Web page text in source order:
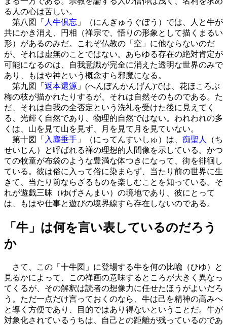
る人の心は苦しい。
第八図「 人牛倶忘 」（にんぎゅうぐぼう）では、人と牛が
共にかき消え、円相（禅宗で、悟りの形象として描くまるい
形）があるのみだ。これぞ仏教の「空」に他ならないのだ
が、それは虚無のことではない。あらゆる存在の絶対肯定が
可能になるのは、自我意識が完全に消えた透明な世界のみで
あり、もはや神という概念すら邪魔になる。
第九図「 返本還源 」(へんぽんかんげん)では、花ほころぶ
梅の枝が描かれたりするが、それは自然そのものである。た
だ、それは自我の全否定という洗礼を受けた後に見えてく
る、光輝く自然であり、物理的自然ではない。われわれの多
くは、山を見て山を見ず、月を見て月を見ていない。
第十図「 入塵垂手 」（にってんすいしゅ）は、 痴聖人
（ち
せいじん）と呼ばれる禅の理想的人間像を示している。かつ
ての牧童が布袋のような豊満な体つきになって、街を徘徊し
ている。彼は俗に入って俗に染まらず、当たり前の世界に生
きて、当たり前ならざるものを楽しむことを知っている。そ
れが遊戯三昧（ゆげさんまい）の境地であり、彼にとって
は、もはや仕事と遊びの境界線すら存在しないのである。
「牛」は何を言い表しているのだろう
か
さて、この「十牛図」に登場する牛を何の比喩（ひゆ）と
見るかによって、この禅画の意味するところが大きく異なっ
てくるが、その解釈は読者の想像力に任せたほうがよいだろ
う。ただ一点だけ言っておくのなら、牛は己を精神の高みへ
と導く方便であり、目的ではあり得ないということだ。牛が
対象化されているうちは、自己との距離が残っているのであ